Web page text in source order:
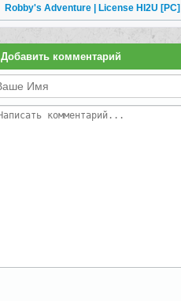
Robby's Adventure | License HI2U [PC]
Добавить комментарий